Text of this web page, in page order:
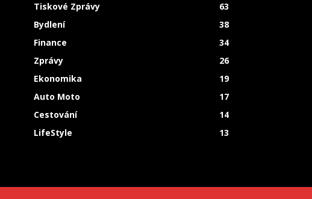
Tiskové Zprávy
63
Bydlení
38
Finance
34
Zprávy
26
Ekonomika
19
Auto Moto
17
Cestování
14
LifeStyle
13